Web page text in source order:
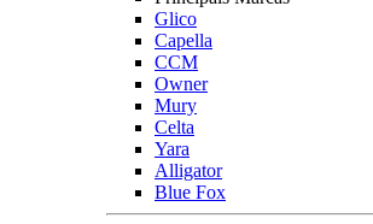
Glico
Capella
CCM
Owner
Mury
Celta
Yara
Alligator
Blue Fox